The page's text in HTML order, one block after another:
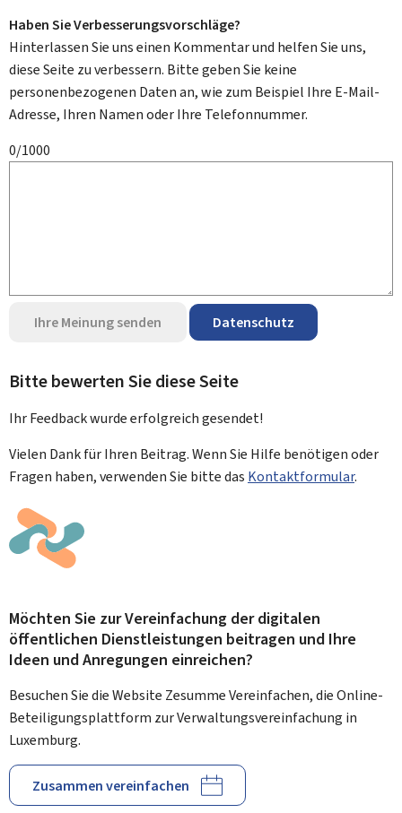
Haben Sie Verbesserungsvorschläge?
Hinterlassen Sie uns einen Kommentar und helfen Sie uns,
diese Seite zu verbessern. Bitte geben Sie keine
personenbezogenen Daten an, wie zum Beispiel Ihre E-Mail-
Adresse, Ihren Namen oder Ihre Telefonnummer.
0/1000
Ihre Meinung senden Datenschutz
Bitte bewerten Sie diese Seite
Ihr Feedback wurdeerfolgreichgesendet!
Vielen Dank für Ihren Beitrag. Wenn Sie Hilfe benötigen oder
Fragen haben, verwenden Sie bitte das Kontaktformular.
Möchten Sie zur Vereinfachung der digitalen
öffentlichen Dienstleistungen beitragen und Ihre
Ideen und Anregungen einreichen?
Besuchen Sie die Website Zesumme Vereinfachen, die Online-
Beteiligungsplattform zur Verwaltungsvereinfachung in
Luxemburg.
Zusammen vereinfachen